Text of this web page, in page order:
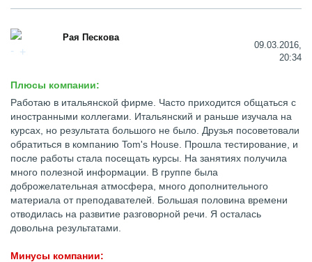
Рая Пескова
09.03.2016,
20:34
Плюсы компании:
Работаю в итальянской фирме. Часто приходится общаться с
иностранными коллегами. Итальянский и раньше изучала на
курсах, но результата большого не было. Друзья посоветовали
обратиться в компанию Tom's House. Прошла тестирование, и
после работы стала посещать курсы. На занятиях получила
много полезной информации. В группе была
доброжелательная атмосфера, много дополнительного
материала от преподавателей. Большая половина времени
отводилась на развитие разговорной речи. Я осталась
довольна результатами.
Минусы компании: